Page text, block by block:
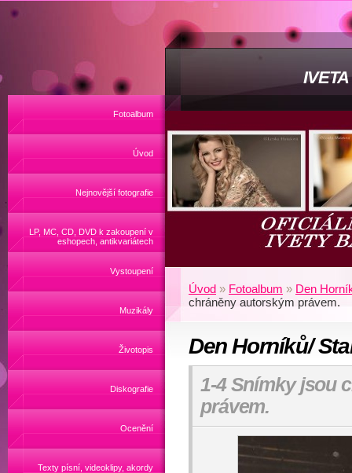
Fotoalbum
Úvod
Nejnovější fotografie
LP, MC, CD, DVD k zakoupení v
eshopech, antikvariátech
Vystoupení
Muzikály
Životopis
Diskografie
Ocenění
Texty písní, videoklipy, akordy
Úvod » Fotoalbum » Den
chráněny autorským právem.
Den Horníků/
1-4 Snímky jsou
právem.